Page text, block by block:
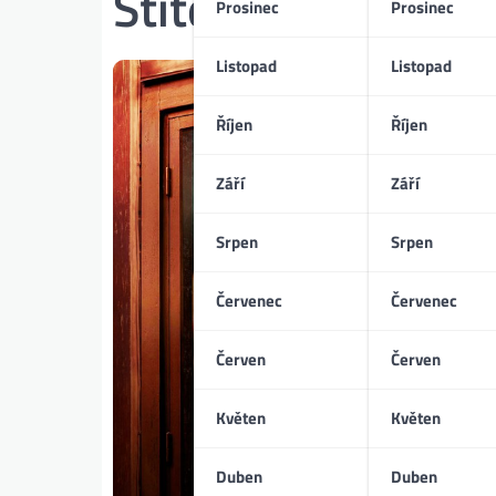
Prosinec
Listopad
Říjen
Září
Srpen
Červenec
Červen
Květen
Duben
Prosinec
Listopad
Říjen
Září
Srpen
Červenec
Červen
Květen
Duben